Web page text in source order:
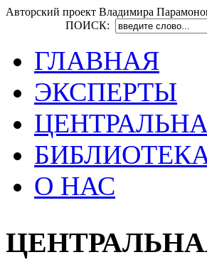
Авторский проект Владимира
ПОИСК:
ГЛАВНАЯ
ЭКСПЕРТЫ
О НАС